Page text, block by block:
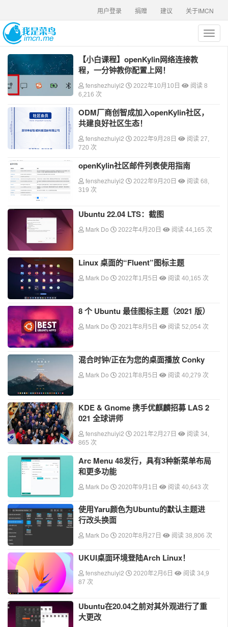
关于IMCN
建议
捐赠
用户登录
T
o
【小白课程】openKylin网络连接教
程，一分钟教你配置上网！
fenshezhuiyi2 2022年10月10日
阅读 8
6,216 次
ODM厂商创智成加入openKylin社区，
共建良好社区生态！
fenshezhuiyi2 2022年9月28日
阅读 27,
720 次
openKylin社区邮件列表使用指南
fenshezhuiyi2 2022年9月20日
阅读 68,
319 次
Ubuntu 22.04 LTS：截图
Mark Do 2022年4月20日 阅读 44,165 次
Linux 桌面的“Fluent”图标主题
Mark Do 2022年1月5日 阅读 40,165 次
8 个 Ubuntu 最佳图标主题（2021 版）
Mark Do 2021年8月5日 阅读 52,054 次
混合时钟/正在为您的桌面播放 Conky
Mark Do 2021年8月5日 阅读 40,279 次
KDE & Gnome 携手优麒麟招募 LAS 2
021 全球讲师
fenshezhuiyi2 2021年2月27日
阅读 34,
865 次
Arc Menu 48发行，具有3种新菜单布局
和更多功能
Mark Do 2020年9月1日 阅读 40,643 次
使用Yaru颜色为Ubuntu的默认主题进
行改头换面
Mark Do 2020年8月27日 阅读 38,806 次
UKUI桌面环境登陆Arch Linux！
fenshezhuiyi2 2020年2月6日
阅读 34,9
87 次
Ubuntu在20.04之前对其外观进行了重
大更改